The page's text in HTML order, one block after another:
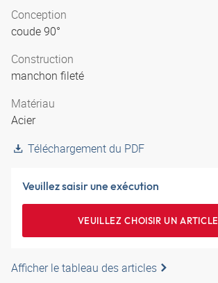
Conception
coude 90°
Construction
manchon fileté
Matériau
Acier
Téléchargement du PDF
Veuillez saisir une exécution
VEUILLEZ CHOISIR UN ARTICLE
Afficher le tableau des articles